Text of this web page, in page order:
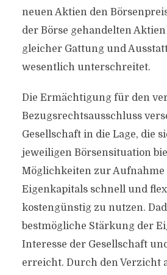
neuen Aktien den
der Börse gehandelten
gleicher Gattung und
wesentlich unterschreitet.
Die Ermächtigung für den
Bezugsrechtsausschluss
Gesellschaft in die Lage, die
jeweiligen Börsensituation
Möglichkeiten zur
Eigenkapitals schnell und
kostengünstig zu nutzen.
bestmögliche Stärkung der
Interesse der Gesellschaft
erreicht. Durch den Verzicht